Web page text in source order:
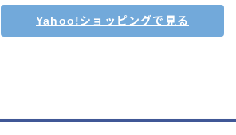
Yahoo!ショッピングで見る